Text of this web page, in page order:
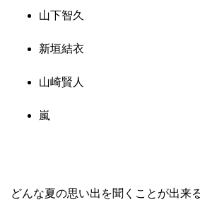
山下智久
新垣結衣
山崎賢人
嵐
どんな夏の思い出を聞くことが出来